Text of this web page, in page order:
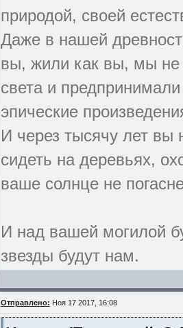
природой, своей
Даже в нашей
вы, жили как вы, мы не
света и
эпические
И через тысячу лет вы
сидеть на деревьях,
ваше солнце не
И над вашей могилой
звезды будут нам.
Отправлено: Ноя 17 2017, 16:08